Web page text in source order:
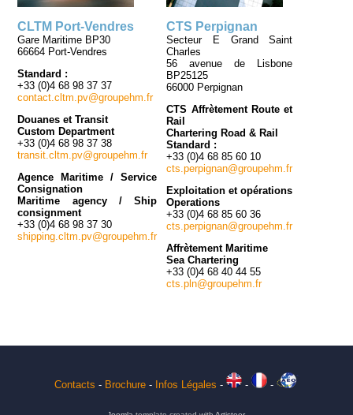
CLTM Port-Vendres
Gare Maritime BP30
66664 Port-Vendres
Standard :
+33 (0)4 68 98 37 37
contact.cltm.pv@groupehm.fr
Douanes et Transit
Custom Department
+33 (0)4 68 98 37 38
transit.cltm.pv@groupehm.fr
Agence Maritime / Service
Consignation
Maritime agency / Ship
consignment
+33 (0)4 68 98 37 30
shipping.cltm.pv@groupehm.fr
CTS Perpignan
Secteur E Grand Saint
Charles
56 avenue de Lisbone
BP25125
66000 Perpignan
CTS Affrètement Route et
Rail
Chartering Road & Rail
Standard :
+33 (0)4 68 85 60 10
cts.perpignan@groupehm.fr
Exploitation et opérations
Operations
+33 (0)4 68 85 60 36
cts.perpignan@groupehm.fr
Affrètement Maritime
Sea Chartering
+33 (0)4 68 40 44 55
cts.pln@groupehm.fr
Contacts - Brochure- Infos Légales - - -